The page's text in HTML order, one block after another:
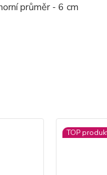
průměr - 6 cm
TOP